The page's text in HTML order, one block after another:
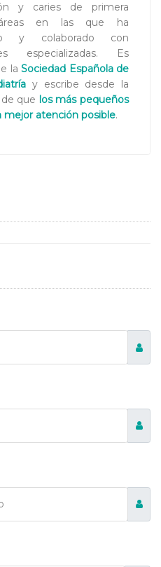
y caries de primera
áreas en las que ha
y colaborado con
especializadas. Es
laSociedad Española de
y escribe desde la
que los más pequeños
mejor atención posible.